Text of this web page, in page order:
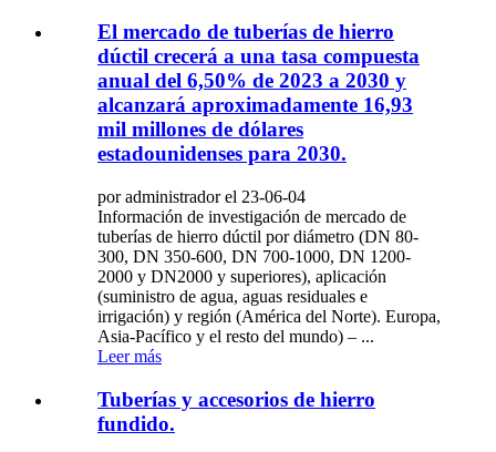
El mercado de tuberías de hierro
dúctil crecerá a una tasa compuesta
anual del 6,50% de 2023 a 2030 y
alcanzará aproximadamente 16,93
mil millones de dólares
estadounidenses para 2030.
por administrador el 23-06-04
Información de investigación de mercado de
tuberías de hierro dúctil por diámetro (DN 80-
300, DN 350-600, DN 700-1000, DN 1200-
2000 y DN2000 y superiores), aplicación
(suministro de agua, aguas residuales e
irrigación) y región (América del Norte). Europa,
Asia-Pacífico y el resto del mundo) – ...
Leer más
Tuberías y accesorios de hierro
fundido.